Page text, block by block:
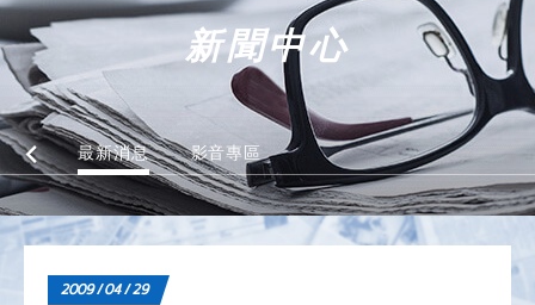
新聞中心
最新消息 影音專區
2009 / 04 / 29